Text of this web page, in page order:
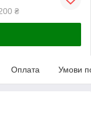
₴
Оплата Умови